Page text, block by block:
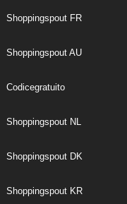
Shoppingspout FR
Shoppingspout AU
Codicegratuito
Shoppingspout NL
Shoppingspout DK
Shoppingspout KR